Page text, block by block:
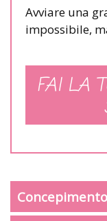
Avviare una
impossibile,
FAI LA
Concepimento